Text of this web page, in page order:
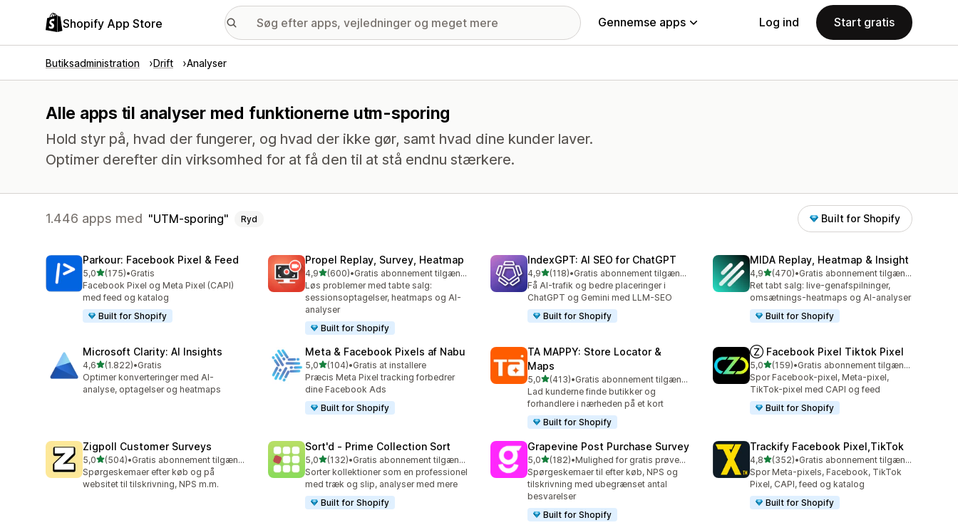
Shopify App Store Gennemse apps Log ind Start gratis
Butiksadministration Drift Analyser
Alle apps til analyser med funktionerne utm-sporing
Hold styr på, hvad der fungerer, og hvad der ikke gør, samt hvad dine kunder laver.
Optimer derefter din virksomhed for at få den til at stå endnu stærkere.
1.446 apps med UTM-sporing Ryd Built for Shopify
Parkour: Facebook Pixel & Feed
5,0ud af 5 stjerner
(175)
175 anmeldelser i alt
•Gratis
Facebook Pixel og Meta Pixel (CAPI)
med feed og katalog
Built for Shopify
Propel Replay, Survey, Heatmap
4,9ud af 5 stjerner
(600)
600 anmeldelser i alt
•
Gratis abonnement tilgængeligt
Løs problemer med tabte salg:
sessionsoptagelser, heatmaps og AI-
analyser
Built for Shopify
IndexGPT: AI SEO for ChatGPT
4,9ud af 5 stjerner
(118)
118 anmeldelser i alt
•
Gratis abonnement tilgængeligt
Få AI-trafik og bedre placeringer i
ChatGPT og Gemini med LLM-SEO
Built for Shopify
MIDA Replay, Heatmap & Insight
4,9ud af 5 stjerner
(470)
470 anmeldelser i alt
•
Gratis abonnement tilgængeligt
Ret tabt salg: live-genafspilninger,
omsætnings-heatmaps og AI-analyser
Built for Shopify
Microsoft Clarity: AI Insights
4,6ud af 5 stjerner
(1.822)
1822 anmeldelser i alt
•Gratis
Optimer konverteringer med AI-
analyse, optagelser og heatmaps
Meta & Facebook Pixels af Nabu
5,0ud af 5 stjerner
(104)
104 anmeldelser i alt
•Gratis at installere
Præcis Meta Pixel tracking forbedrer
dine Facebook Ads
Built for Shopify
TA MAPPY: Store Locator &
Maps
5,0ud af 5 stjerner
(413)
413 anmeldelser i alt
•
Gratis abonnement tilgængeligt
Lad kunderne finde butikker og
forhandlere i nærheden på et kort
Built for Shopify
Ⓩ Facebook Pixel Tiktok Pixel
5,0ud af 5 stjerner
(159)
159 anmeldelser i alt
•
Gratis abonnement tilgængeligt
Spor Facebook-pixel, Meta-pixel,
TikTok-pixel med CAPI og feed
Built for Shopify
Zigpoll Customer Surveys
5,0ud af 5 stjerner
(504)
504 anmeldelser i alt
•
Gratis abonnement tilgængeligt
Spørgeskemaer efter køb og på
websitet til tilskrivning, NPS m.m.
Sort'd ‑ Prime Collection Sort
5,0ud af 5 stjerner
(132)
132 anmeldelser i alt
•
Gratis abonnement tilgængeligt
Sorter kollektioner som en professionel
med træk og slip, analyser med mere
Built for Shopify
Grapevine Post Purchase Survey
5,0ud af 5 stjerner
(182)
182 anmeldelser i alt
•
Mulighed for gratis prøveperiode
Spørgeskemaer til efter køb, NPS og
tilskrivning med ubegrænset antal
besvarelser
Built for Shopify
Trackify Facebook Pixel,TikTok
4,8ud af 5 stjerner
(352)
352 anmeldelser i alt
•
Gratis abonnement tilgængeligt
Spor Meta-pixels, Facebook, TikTok
Pixel, CAPI, feed og katalog
Built for Shopify